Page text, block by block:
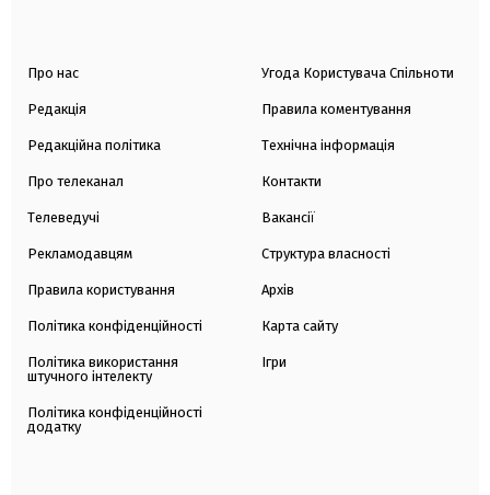
Про нас
Редакція
Редакційна політика
Про телеканал
Телеведучі
Рекламодавцям
Правила користування
Політика конфіденційності
Політика використання
штучного інтелекту
Політика конфіденційності
додатку
Угода Користувача Спільноти
Правила коментування
Технічна інформація
Контакти
Вакансії
Структура власності
Архів
Карта сайту
Ігри